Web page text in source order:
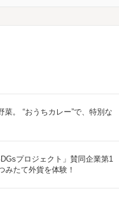
。 “おうちカレー”で、特別な
プロジェクト」賛同企業第1
みたて外貨を体験！